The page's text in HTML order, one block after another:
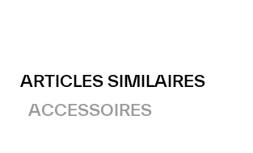
ARTICLES SIMILAIRES
ACCESSOIRES